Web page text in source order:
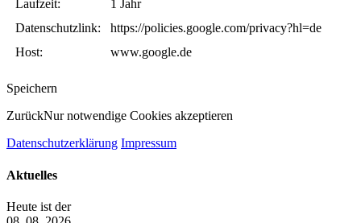
Laufzeit:
1 Jahr
Datenschutzlink:
https://policies.google.com/privacy?hl=de
Host:
www.google.de
Speichern
ZurückNur notwendige Cookies akzeptieren
Datenschutzerklärung Impressum
Aktuelles
Heute ist der